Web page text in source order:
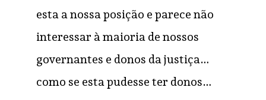
esta a nossa posição e parece não
interessar à maioria de nossos
governantes e donos da justiça…
como se esta pudesse ter donos…